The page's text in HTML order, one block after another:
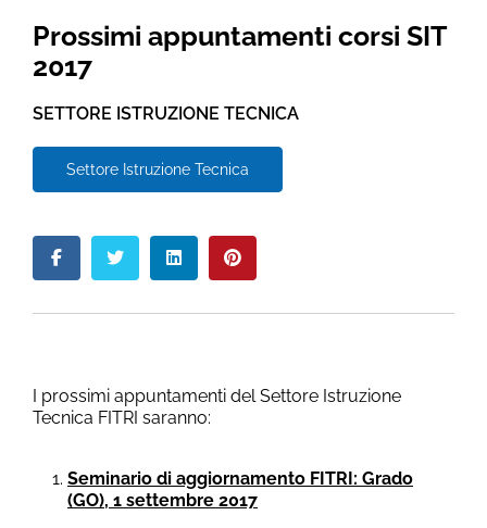
Prossimi appuntamenti corsi SIT
2017
SETTORE ISTRUZIONE TECNICA
Settore Istruzione Tecnica
I prossimi appuntamenti del Settore Istruzione
Tecnica FITRI saranno:
Seminario di aggiornamento FITRI: Grado
(GO), 1 settembre 2017